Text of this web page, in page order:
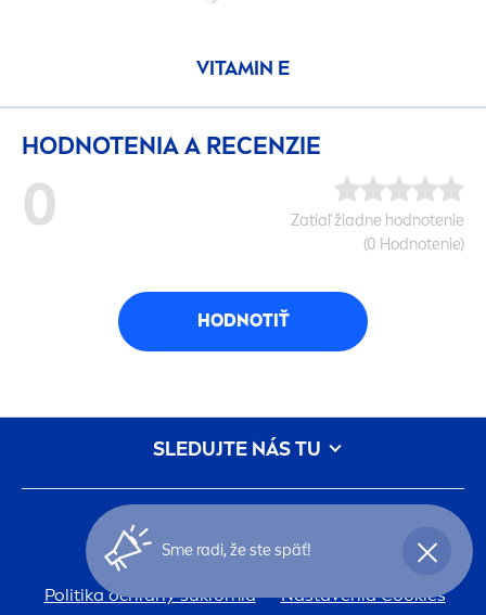
VITAMIN E
HODNOTENIA A RECENZIE
0
Zatiaľ žiadne hodnotenie
(0 Hodnotenie)
HODNOTIŤ
podmienky-pouzivania
Politika ochrany súkromia
Nastavenia Cookies
SLEDUJTE NÁS TU
Sme radi, že ste späť!